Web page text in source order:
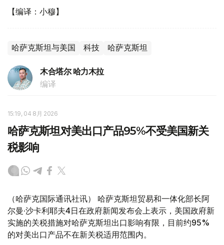
【编译：小穆】
哈萨克斯坦与美国 科技 哈萨克斯坦
木合塔尔 哈力木拉
编译
15:19, 04 8月 2026
哈萨克斯坦对美出口产品95%不受美国新关
税影响
（哈萨克国际通讯社讯） 哈萨克斯坦贸易和一体化部长阿
尔曼·沙卡利耶夫4日在政府新闻发布会上表示，美国政府新
实施的关税措施对哈萨克斯坦出口影响有限，目前约95%
的对美出口产品不在新关税适用范围内。